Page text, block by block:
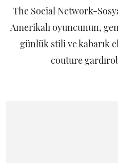
The Social Network-
Amerikalı oyuncunun,
günlük stili ve kabarık
couture